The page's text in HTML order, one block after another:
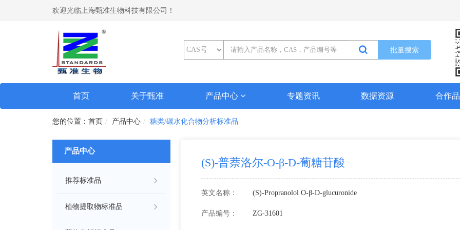
欢迎光临上海甄准生物科技有限公司！
批量搜索
首页(current) 关于甄准 产品中心 专题资讯 数据资源 合作
首页 产品中心 糖类/碳水化合物分析标准品
产品中心
推荐标准品
植物提取物标准品
(S)-普萘洛尔-O-β-D-葡糖苷酸
英文名称： (S)-Propranolol O-β-D-glucuronide
产品编号： ZG-31601